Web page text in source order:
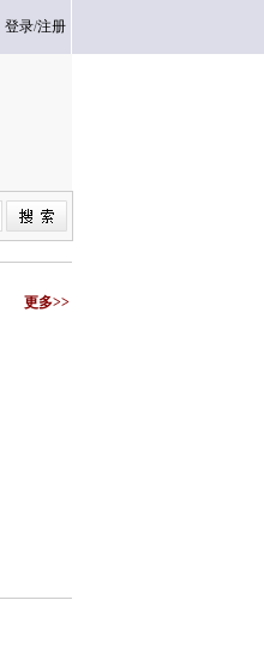
登录/注册
更多>>